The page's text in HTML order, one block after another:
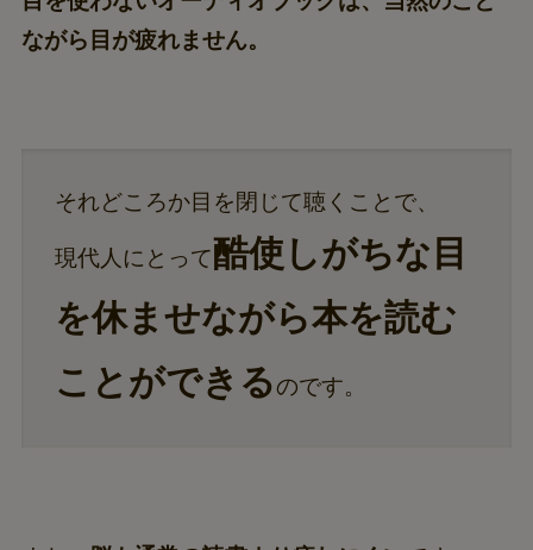
ながら目が疲れません。
それどころか目を閉じて聴くことで、
現代人にとって酷使しがちな目
を休ませながら本を読む
ことができるのです。